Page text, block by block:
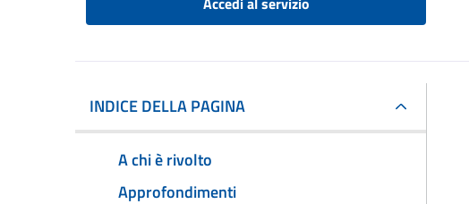
INDICE DELLA PAGINA
A chi è rivolto
Approfondimenti